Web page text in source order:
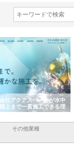
社アクアスペースが水中
上まで一貫施工できる理
その他業種